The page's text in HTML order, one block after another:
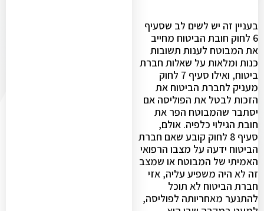
בעניין זה יש לשים לב שסעיף
6 לחוק חובת הביטוח מחייב
את המבוטח לענות תשובות
כנות ומלאות על שאלות חברת
ביטוח, ואילו סעיף 7 לחוק
מעניק לחברת הביטוח את
הזכות לבטל את הפוליסה אם
יסתבר שהמבוטח הפר את
חובת הגילוי כלפיה. אולם,
סעיף 8 לחוק קובע שאם חברת
הביטוח ידעה על מצבו הרפואי
האמיתי של המבוטח או שמצב
זה לא היה משפיע עליה, אזי
חברת הביטוח לא תוכל
להתנער מאחריותה לפוליסה,